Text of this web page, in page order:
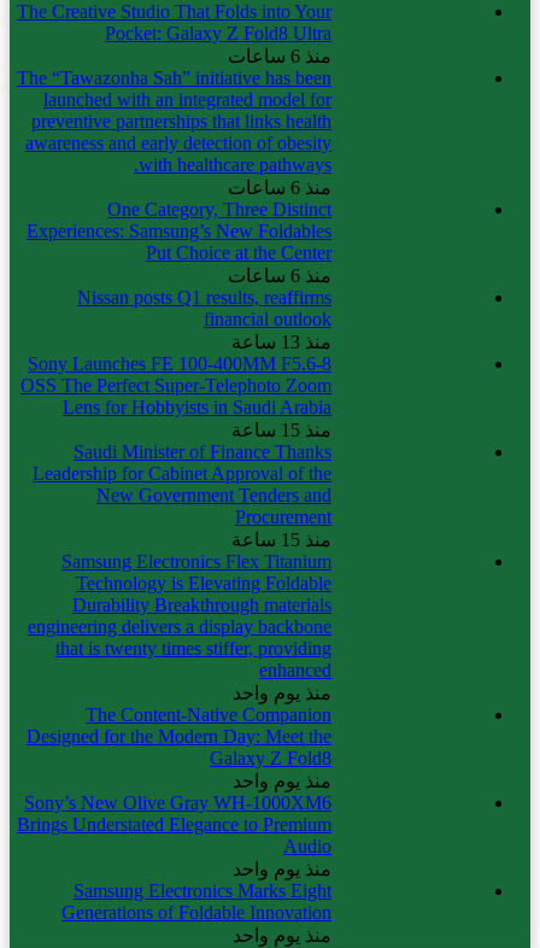
The Creative Studio That Folds into Your
Pocket: Galaxy Z Fold8 Ultra
منذ 6 ساعات
The “Tawazonha Sah” initiative has been
launched with an integrated model for
preventive partnerships that links health
awareness and early detection of obesity
with healthcare pathways.
منذ 6 ساعات
One Category, Three Distinct
Experiences: Samsung’s New Foldables
Put Choice at the Center
منذ 6 ساعات
Nissan posts Q1 results, reaffirms
financial outlook
منذ 13 ساعة
Sony Launches FE 100-400MM F5.6-8
OSS The Perfect Super-Telephoto Zoom
Lens for Hobbyists in Saudi Arabia
منذ 15 ساعة
Saudi Minister of Finance Thanks
Leadership for Cabinet Approval of the
New Government Tenders and
Procurement
منذ 15 ساعة
Samsung Electronics Flex Titanium
Technology is Elevating Foldable
Durability Breakthrough materials
engineering delivers a display backbone
that is twenty times stiffer, providing
enhanced
منذ يوم واحد
The Content-Native Companion
Designed for the Modern Day: Meet the
Galaxy Z Fold8
منذ يوم واحد
Sony’s New Olive Gray WH-1000XM6
Brings Understated Elegance to Premium
Audio
منذ يوم واحد
Samsung Electronics Marks Eight
Generations of Foldable Innovation
منذ يوم واحد